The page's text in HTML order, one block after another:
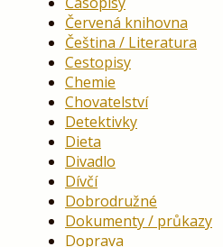
Červená knihovna
Čeština / Literatura
Cestopisy
Chemie
Chovatelství
Detektivky
Dieta
Divadlo
Dívčí
Dobrodružné
Dokumenty / průkazy
Doprava